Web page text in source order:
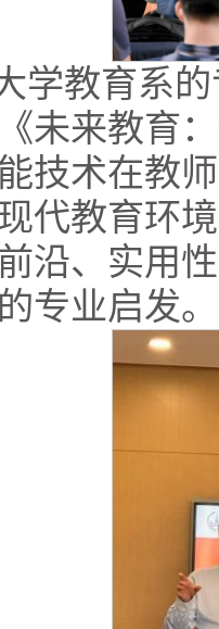
学教育系
来教育：
技术在教
代教育环
沿、实用
专业启发。